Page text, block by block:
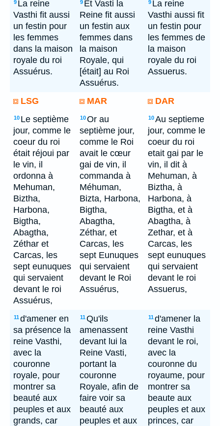
9 La reine
Vasthi fit aussi
un festin pour
les femmes
dans la maison
royale du roi
Assuérus.
9 Et Vasti la
Reine fit aussi
un festin aux
femmes dans
la maison
Royale, qui
[était] au Roi
Assuérus.
9 La reine
Vasthi aussi fit
un festin pour
les femmes de
la maison
royale du roi
Assuerus.
LSG MAR DAR
10 Le septième
jour, comme le
coeur du roi
était réjoui par
le vin, il
ordonna à
Mehuman,
Biztha,
Harbona,
Bigtha,
Abagtha,
Zéthar et
Carcas, les
sept eunuques
qui servaient
devant le roi
Assuérus,
10Or au
septième jour,
comme le Roi
avait le cœur
gai de vin, il
commanda à
Méhuman,
Bizta, Harbona,
Bigtha,
Abagtha,
Zéthar, et
Carcas, les
sept Eunuques
qui servaient
devant le Roi
Assuérus,
10Au septieme
jour, comme le
coeur du roi
etait gai par le
vin, il dit à
Mehuman, à
Biztha, à
Harbona, à
Bigtha, et à
Abagtha, à
Zethar, et à
Carcas, les
sept eunuques
qui servaient
devant le roi
Assuerus,
11d'amener en
sa présence la
reine Vasthi,
avec la
couronne
royale, pour
montrer sa
beauté aux
peuples et aux
grands, car
11Qu'ils
amenassent
devant lui la
Reine Vasti,
portant la
couronne
Royale, afin de
faire voir sa
beauté aux
peuples et aux
11d'amener la
reine Vasthi
devant le roi,
avec la
couronne du
royaume, pour
montrer sa
beaute aux
peuples et aux
princes, car